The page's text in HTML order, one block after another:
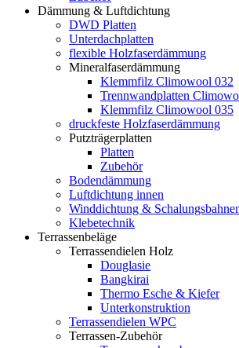
Dämmung & Luftdichtung
DWD Platten
Unterdachplatten
flexible Holzfaserdämmung
Mineralfaserdämmung
Klemmfilz Climowool 032
Trennwandplatten
Klemmfilz Climowool 035
druckfeste Holzfaserdämmung
Putzträgerplatten
Platten
Zubehör
Bodendämmung
Luftdichtung innen
Winddichtung &
Klebetechnik
Terrassenbeläge
Terrassendielen Holz
Douglasie
Bangkirai
Thermo Esche & Kiefer
Unterkonstruktion
Terrassendielen WPC
Terrassen-Zubehör